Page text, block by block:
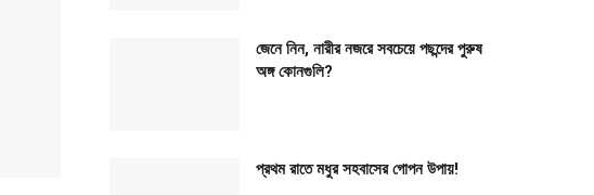
জেনে নিন, নারীর নজরে সবচেয়ে পছন্দের পুরুষ
অঙ্গ কোনগুলি?
প্রথম রাতে মধুর সহবাসের গোপন উপায়!